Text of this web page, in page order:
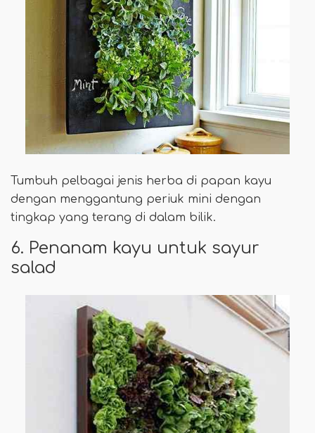
Tumbuh pelbagai jenis herba di papan kayu
dengan menggantung periuk mini dengan
tingkap yang terang di dalam bilik.
6. Penanam kayu untuk sayur
salad